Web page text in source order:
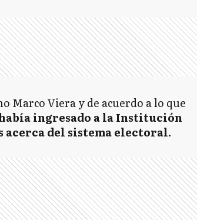
Marco Viera y de acuerdo a lo que
ingresado a la Institución
acerca del sistema electoral.